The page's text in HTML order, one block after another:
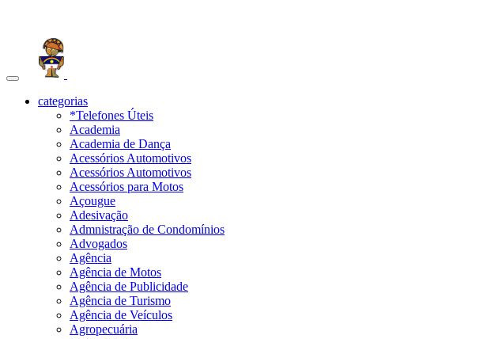
Toggle
navigationcategorias
*Telefones Úteis
Academia
Academia de Dança
Acessórios Automotivos
Acessórios Automotivos
Acessórios para Motos
Açougue
Adesivação
Admnistração de Condomínios
Advogados
Agência
Agência de Motos
Agência de Publicidade
Agência de Turismo
Agência de Veículos
Agropecuária